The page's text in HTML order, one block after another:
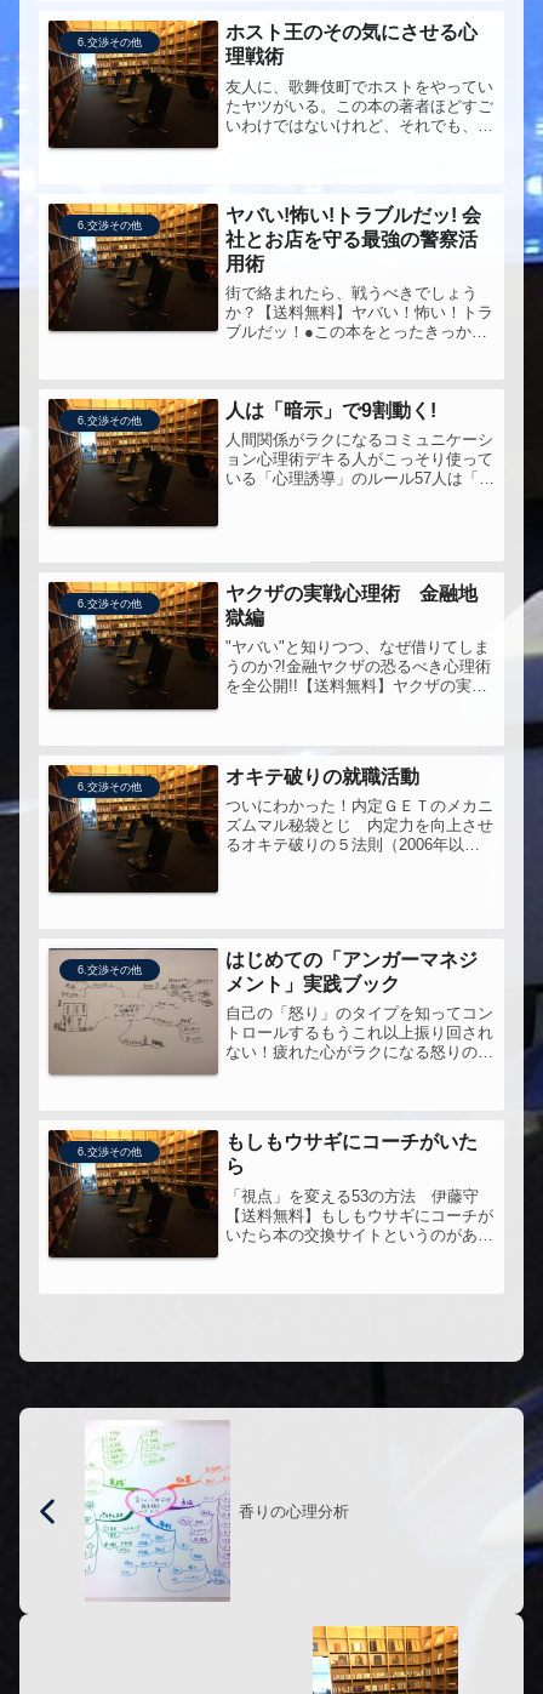
るかも知れない。今までの内容とは
さ...
6.交渉その他
ホスト王のその気にさせる心
理戦術
友人に、歌舞伎町でホストをやってい
たヤツがいる。この本の著者ほどすご
いわけではないけれど、それでも、当
「営業力」という本を読んで、思っ
た。...
6.交渉その他
ヤバい!怖い!トラブルだッ! 会
社とお店を守る最強の警察活
用術
街で絡まれたら、戦うべきでしょう
か？【送料無料】ヤバい！怖い！トラ
ブルだッ！●この本をとったきっかけ
私は、警察はきらいでした。でも、冷
静に...
6.交渉その他 人は「暗示」で9割動く!
人間関係がラクになるコミュニケーシ
ョン心理術デキる人がこっそり使って
いる「心理誘導」のルール57人は「暗
6.交渉その他
ヤクザの実戦心理術 金融地
獄編
"ヤバい"と知りつつ、なぜ借りてしま
うのか?!金融ヤクザの恐るべき心理術
を全公開!!【送料無料】ヤクザの実戦
6.交渉その他 オキテ破りの就職活動
ついにわかった！内定ＧＥＴのメカニ
ズムマル秘袋とじ 内定力を向上させ
るオキテ破りの５法則（2006年以前
6.交渉その他
はじめての「アンガーマネジ
メント」実践ブック
自己の「怒り」のタイプを知ってコン
トロールするもうこれ以上振り回され
ない！疲れた心がラクになる怒りのマ
癖をどう考えるか？・家族はどのタイ
プ...
6.交渉その他
もしもウサギにコーチがいた
ら
「視点」を変える53の方法 伊藤守
【送料無料】もしもウサギにコーチが
いたら本の交換サイトというのがあっ
香りの心理分析